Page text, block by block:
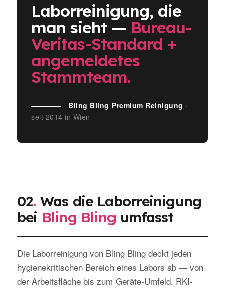
Laborreinigung, die
man sieht — Bureau-
Veritas-Standard +
angemeldetes
Stammteam.
Bling Bling Premium Reinigung ·
seit 2014 in Wien
02. Was die Laborreinigung
bei Bling Bling umfasst
Die Laborreinigung von Bling Bling deckt jeden
hygienekritischen Bereich eines Labors ab — von
der Arbeitsfläche bis zum Geräte-Umfeld. RKI-